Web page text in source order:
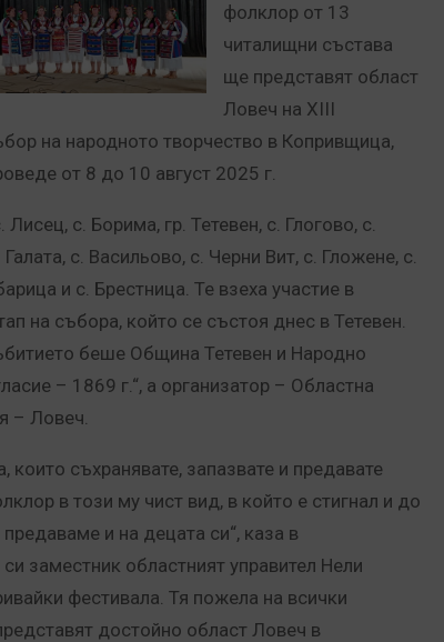
фолклор от 13
читалищни състава
ще представят област
Ловеч на XIII
на народното творчество в Копривщица,
от 8 до 10 август 2025 г.
Лисец, с. Борима, гр. Тетевен, с. Глогово, с.
с. Васильово, с. Черни Вит, с. Гложене, с.
и с. Брестница. Те взеха участие в
на събора, който се състоя днес в Тетевен.
беше Община Тетевен и Народно
– 1869 г.“, а организатор – Областна
– Ловеч.
които съхранявате, запазвате и предавате
в този му чист вид, в който е стигнал и до
предаваме и на децата си“, каза в
си заместник областният управител Нели
фестивала. Тя пожела на всички
достойно област Ловеч в